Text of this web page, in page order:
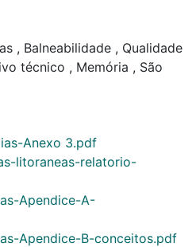
, Balneabilidade , Qualidade
técnico , Memória , São
Anexo 3.pdf
litoraneas-relatorio-
Apendice-A-
Apendice-B-conceitos.pdf